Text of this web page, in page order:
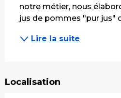
notre métier, nous
jus de pommes "pur jus"
Lire la suite
Localisation